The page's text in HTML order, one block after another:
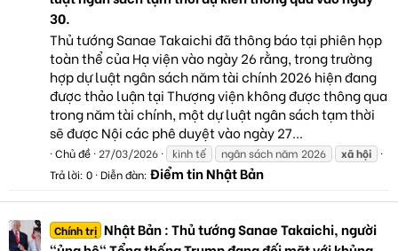
30.
Thủ tướng Sanae Takaichi đã thông báo tại phiên họp
toàn thể của Hạ viện vào ngày 26 rằng, trong trường
hợp dự luật ngân sách năm tài chính 2026 hiện đang
được thảo luận tại Thượng viện không được thông qua
trong năm tài chính, một dự luật ngân sách tạm thời
sẽ được Nội các phê duyệt vào ngày 27...
Chủ đề 27/03/2026 kinh tế ngân sách năm 2026 xãhội
Trả lời: 0 Diễn đàn: Điểm tin Nhật Bản
Chính trị Nhật Bản : Thủ tướng Sanae Takaichi, người